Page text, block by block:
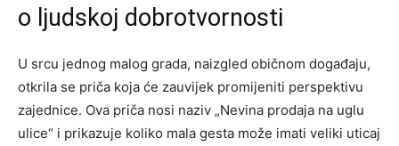
o ljudskoj dobrotvornosti
U srcu jednog malog grada, naizgled običnom događaju,
otkrila se priča koja će zauvijek promijeniti perspektivu
zajednice. Ova priča nosi naziv „Nevina prodaja na uglu
ulice“ i prikazuje koliko mala gesta može imati veliki uticaj